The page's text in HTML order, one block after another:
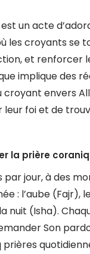
un acte
les croyants se
et renforcer
implique des
envers
foi et de
la prière
jour, à des
: l’aube (Fajr),
nuit (Isha).
Son